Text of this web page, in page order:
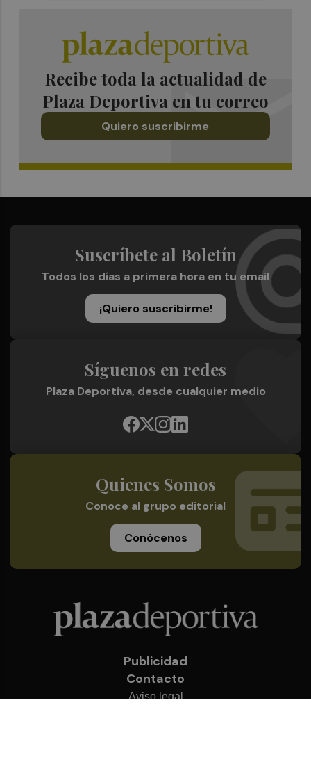
Recibe toda la actualidad de
Plaza Deportiva en tu correo
Quiero suscribirme
Suscríbete al Boletín
Todos los días a primera hora en tu email
¡Quiero suscribirme!
Síguenos en redes
Plaza Deportiva, desde cualquier medio
Quienes Somos
Conoce al grupo editorial
Conócenos
Publicidad
Contacto
Aviso legal